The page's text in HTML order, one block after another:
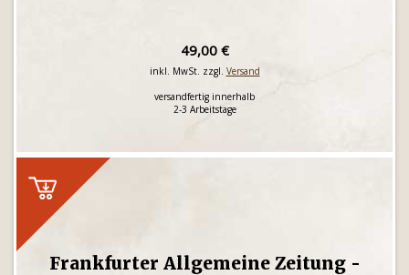
49,00 €
inkl. MwSt. zzgl. Versand
versandfertig innerhalb
2-3 Arbeitstage
Frankfurter Allgemeine Zeitung -